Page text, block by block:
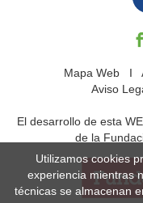
Mapa WebI
Aviso
El desarrollo de esta
de la
Utilizamos cookies
experiencia mientras
técnicas se almacenan